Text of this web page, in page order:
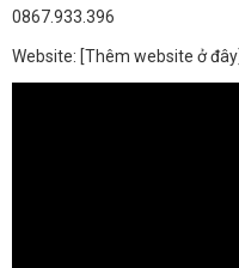
0867.933.396
Website: [Thêm website ở đây]